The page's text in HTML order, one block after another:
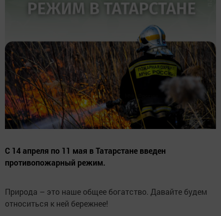
С 14 апреля по 11 мая в Татарстане введен
противопожарный режим.
Природа – это наше общее богатство. Давайте будем
относиться к ней бережнее!